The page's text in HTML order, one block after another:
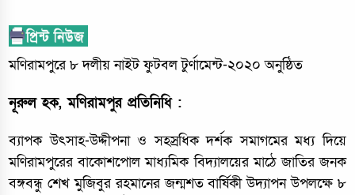
মণিরামপুরে ৮ দলীয় নাইট ফুটবল টুর্ণামেন্ট-২০২০ অনুষ্ঠিত
নূরুল হক, মণিরামপুর প্রতিনিধি :
ব্যাপক উৎসাহ-উদ্দীপনা ও সহস্রধিক দর্শক সমাগমের মধ্য দিয়ে
মণিরামপুরের বাকোশপোল মাধ্যমিক বিদ্যালয়ের মাঠে জাতির জনক
বঙ্গবন্ধু শেখ মুজিবুর রহমানের জন্মশত বার্ষিকী উদ্যাপন উপলক্ষে ৮